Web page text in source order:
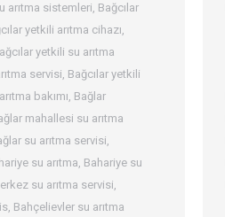
arıtma sistemleri, Bağcılar
yetkili arıtma cihazı,
yetkili su arıtma
servisi, Bağcılar yetkili
bakımı, Bağlar
mahallesi su arıtma
su arıtma servisi,
su arıtma, Bahariye su
su arıtma servisi,
, Bahçelievler su arıtma